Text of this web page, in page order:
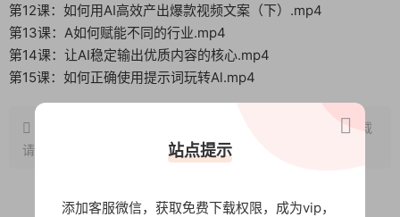
第12课：如何用AI高效产出爆款视频文案（下）.mp4
第13课：A如何赋能不同的行业.mp4
第14课：让AI稳定输出优质内容的核心.mp4
第15课：如何正确使用提示词玩转Al.mp4
，转载
请注明出处~~~
站点提示
添加客服微信，获取免费下载权限，成为vip，